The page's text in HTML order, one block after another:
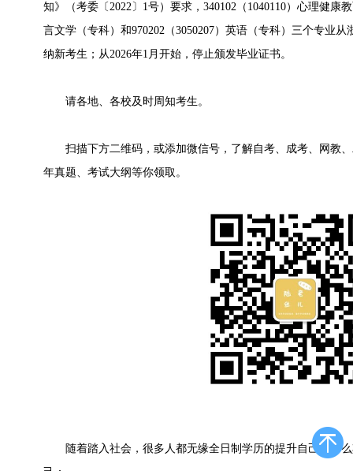
知》（考委〔2022〕1号）要求，340102（1040110）心理健康
言文学（专科）和970202（3050207）英语（专科）三个专业
纳新考生；从2026年1月开始，停止颁发毕业证书。
请各地、各校及时周知考生。
扫描下方二维码，或添加微信号，了解自考、成考、网教、
年真题、考试大纲等你领取。
随着踏入社会，很多人都无缘全日制学历的提升自己，那么